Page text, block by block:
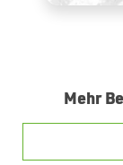
Mehr